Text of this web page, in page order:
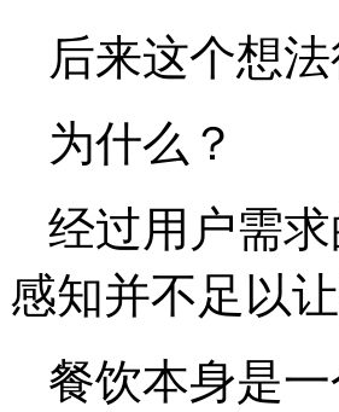
后来这个想
为什么？
经过用户需
感知并不足以
餐饮本身是